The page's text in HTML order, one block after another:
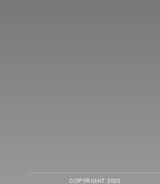
COPYRIGHT 2020